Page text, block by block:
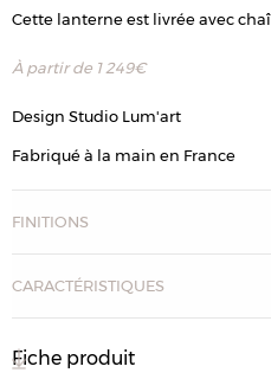
Cette lanterne est livrée avec
À partir de 1 249€
Design Studio Lum'art
Fabriqué à la main en France
FINITIONS
CARACTÉRISTIQUES
Fiche produit